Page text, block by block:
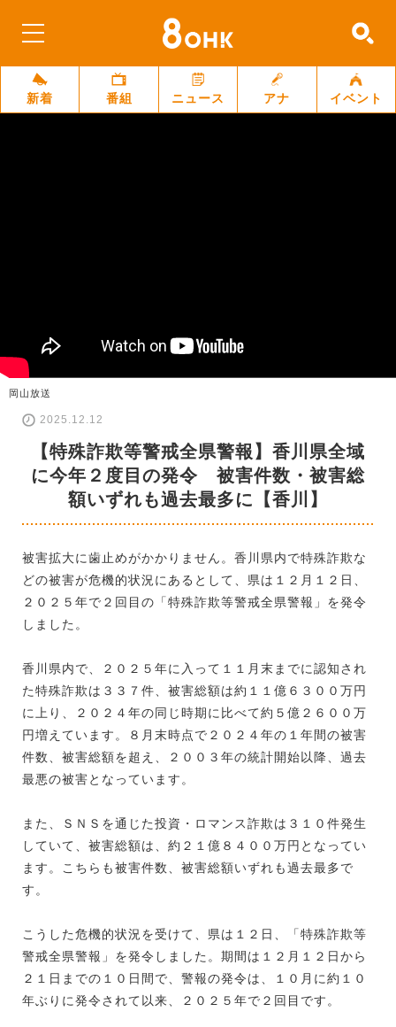
新着 番組 ニュース アナ イベント
岡山放送
2025.12.12
【特殊詐欺等警戒全県警報】香川県全域
に今年２度目の発令 被害件数・被害総
額いずれも過去最多に【香川】
被害拡大に歯止めがかかりません。香川県内で特殊詐欺な
どの被害が危機的状況にあるとして、県は１２月１２日、
２０２５年で２回目の「特殊詐欺等警戒全県警報」を発令
しました。
香川県内で、２０２５年に入って１１月末までに認知され
た特殊詐欺は３３７件、被害総額は約１１億６３００万円
に上り、２０２４年の同じ時期に比べて約５億２６００万
円増えています。８月末時点で２０２４年の１年間の被害
件数、被害総額を超え、２００３年の統計開始以降、過去
最悪の被害となっています。
また、ＳＮＳを通じた投資・ロマンス詐欺は３１０件発生
していて、被害総額は、約２１億８４００万円となってい
ます。こちらも被害件数、被害総額いずれも過去最多で
す。
こうした危機的状況を受けて、県は１２日、「特殊詐欺等
警戒全県警報」を発令しました。期間は１２月１２日から
２１日までの１０日間で、警報の発令は、１０月に約１０
年ぶりに発令されて以来、２０２５年で２回目です。